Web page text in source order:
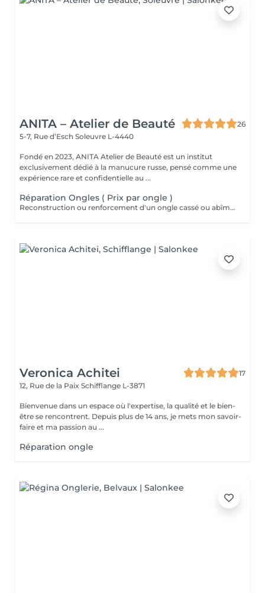
ANITA – Atelier de Beauté
26
5-7, Rue d’Esch Soleuvre L-4440
Fondé en 2023, ANITA Atelier de Beauté est un institut
exclusivement dédié à la manucure russe, pensé comme une
expérience rare et confidentielle au ...
Réparation Ongles ( Prix par ongle )
Reconstruction ou renforcement d'un ongle cassé ou abîmé dans la semaine suivant la prestation.
Veronica Achitei
17
12, Rue de la Paix Schifflange L-3871
Bienvenue dans un espace où l'expertise, la qualité et le bien-
être se rencontrent. Depuis plus de 14 ans, je mets mon savoir-
faire et ma passion au ...
Réparation ongle